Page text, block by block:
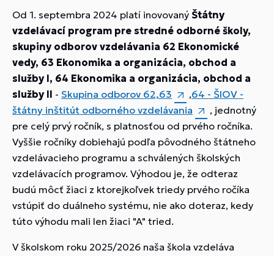
Od 1. septembra 2024 platí inovovaný Štátny
vzdelávací program pre stredné odborné školy,
skupiny odborov vzdelávania 62 Ekonomické
vedy, 63 Ekonomika a organizácia, obchod a
služby I, 64 Ekonomika a organizácia, obchod a
služby II - Skupina odborov 62,63 ,64 - ŠIOV -
štátny inštitút odborného vzdelávania
, jednotný
pre celý prvý ročník, s platnosťou od prvého ročníka.
Vyššie ročníky dobiehajú podľa pôvodného štátneho
vzdelávacieho programu a schválených školských
vzdelávacích programov. Výhodou je, že odteraz
budú môcť žiaci z ktorejkoľvek triedy prvého ročíka
vstúpiť do duálneho systému, nie ako doteraz, kedy
túto výhodu mali len žiaci "A" tried.
V školskom roku 2025/2026 naša škola vzdeláva